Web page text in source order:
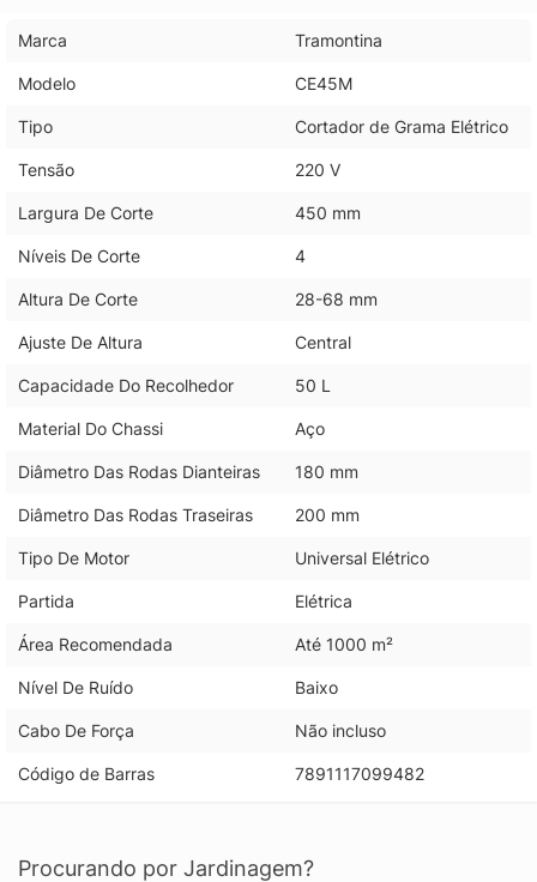
Marca Tramontina
Modelo CE45M
Tipo Cortador de Grama Elétrico
Tensão 220 V
Largura De Corte 450 mm
Níveis De Corte 4
Altura De Corte 28-68 mm
Ajuste De Altura Central
Capacidade Do Recolhedor 50 L
Material Do Chassi Aço
Diâmetro Das Rodas Dianteiras 180 mm
Diâmetro Das Rodas Traseiras 200 mm
Tipo De Motor Universal Elétrico
Partida Elétrica
Área Recomendada Até 1000 m²
Nível De Ruído Baixo
Cabo De Força Não incluso
Código de Barras 7891117099482
Procurando por Jardinagem?